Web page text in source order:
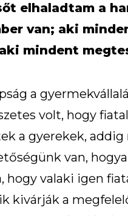
elhaladtam a
van; aki
mindent
a
volt, hogy
a gyerekek,
van,
valaki igen
kivárják a